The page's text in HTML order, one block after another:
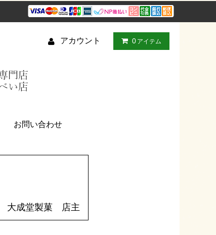
アカウント 0 アイテム
お問い合わせ
大成堂製菓 店主